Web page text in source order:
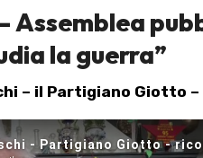
Assemblea
la guerra”
– il Partigiano Giotto